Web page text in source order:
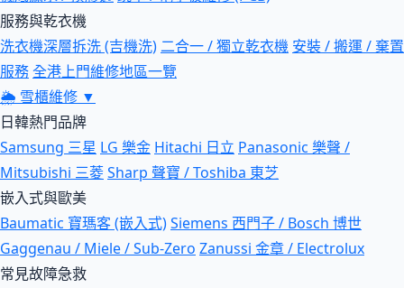
服務與乾衣機
洗衣機深層拆洗 (吉機洗) 二合一 / 獨立乾衣機 安裝 / 搬運 / 棄置
服務全港上門維修地區一覽
🌦 雪櫃維修 ▼
日韓熱門品牌
Samsung 三星 LG 樂金 Hitachi 日立 Panasonic 樂聲 /
Mitsubishi 三菱Sharp 聲寶 / Toshiba 東芝
嵌入式與歐美
Baumatic 寶瑪客 (嵌入式)Siemens 西門子 / Bosch 博世
Gaggenau / Miele / Sub-Zero Zanussi 金章 / Electrolux
常見故障急救